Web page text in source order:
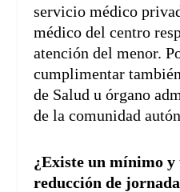
servicio médico
médico del centro
atención del menor.
cumplimentar
de Salud u órgano
de la comunidad
¿Existe un mínimo y
reducción de